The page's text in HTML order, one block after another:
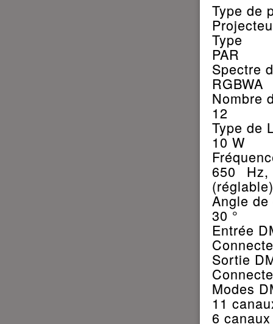
Type de
Type
PAR
Spectre
RGBWA
Nombre
12
Type de
10 W
650
(réglable)
Angle
30 °
Entrée
Sortie
Modes
11
6